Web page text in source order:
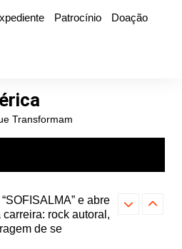
Patrocínio
Doação
Transformam
“Projeção”,
digitais
Farofa